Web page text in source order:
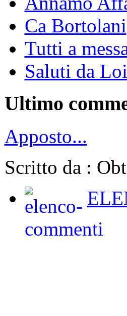
Ca Bortolani
Tutti a
Saluti da
Ultimo
Apposto...
Scritto da :